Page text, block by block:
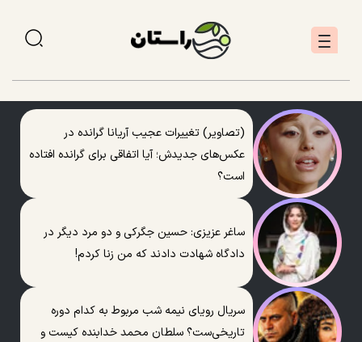
(تصاویر) تغییرات عجیب آریانا گرانده در
عکس‌های جدیدش؛ آیا اتفاقی برای گرانده افتاده
است؟
ساغر عزیزی: حسین جگرکی و دو مرد دیگر در
دادگاه شهادت دادند که من زنا کردم!
سریال رویای نیمه شب مربوط به کدام دوره
تاریخی‌ست؟ سلطان محمد خدابنده کیست و